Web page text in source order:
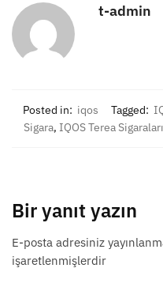
t-admin
Posted in: iqos Tagged:
Sigara, IQOS Terea Sigaraları
Bir yanıt yazın
E-posta adresiniz
işaretlenmişlerdir